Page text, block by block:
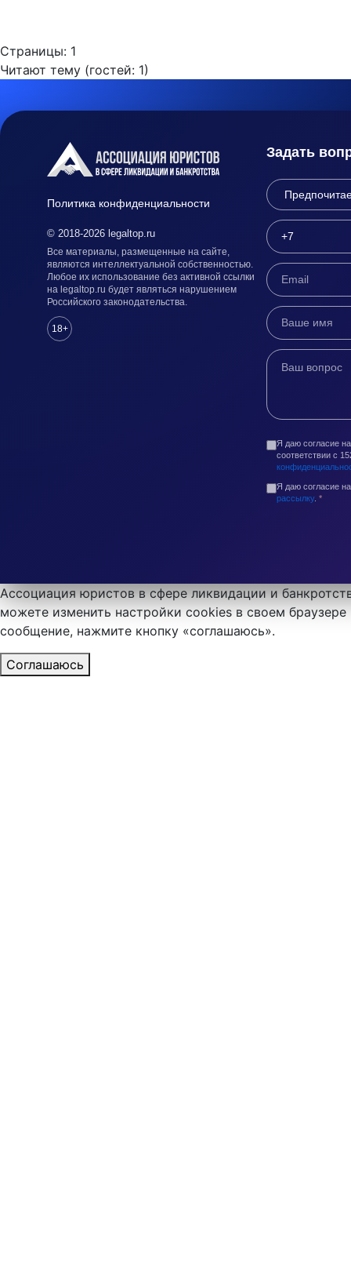
Страницы: 1
Читают тему (гостей: 1)
Политика конфиденциальности
© 2018-2026 legaltop.ru
Все материалы, размещенные на сайте,
являются интеллектуальной собственностью.
Любое их использование без активной ссылки
на legaltop.ru будет являться нарушением
Российского законодательства.
18+
Задать
Я даю согласие
соответствии с
Я даю согласие
рассылку. *
Ассоциация юристов в сфере ликвидации и
можете изменить настройки cookies в своем
сообщение, нажмите кнопку «соглашаюсь».
Соглашаюсь